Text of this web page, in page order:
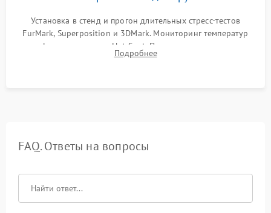
Установка в стенд и прогон длительных стресс-тестов
FurMark, Superposition и 3DMark. Мониторинг температур
графического чипа и Hot Spot. Проверка на отсутствие
артефактов изображения, вылетов драйвера и зависаний.
Подробнее
FAQ. Ответы на вопросы